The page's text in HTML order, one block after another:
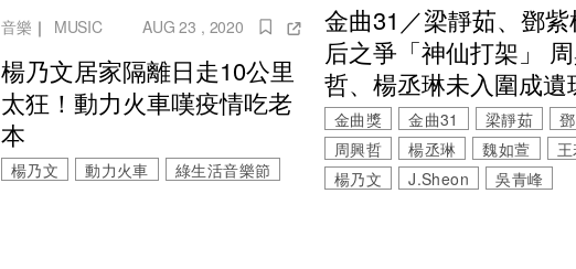
音樂 ｜ MUSIC AUG 23 , 2020
楊乃文居家隔離日走10公里
太狂！動力火車嘆疫情吃老
本
楊乃文 動力火車 綠生活音樂節
金曲31／梁靜茹、鄧
后之爭「神仙打架」
哲、楊丞琳未入圍成遺
金曲獎 金曲31 梁靜茹
周興哲
楊丞琳 魏如萱
楊乃文
J.Sheon 吳青峰